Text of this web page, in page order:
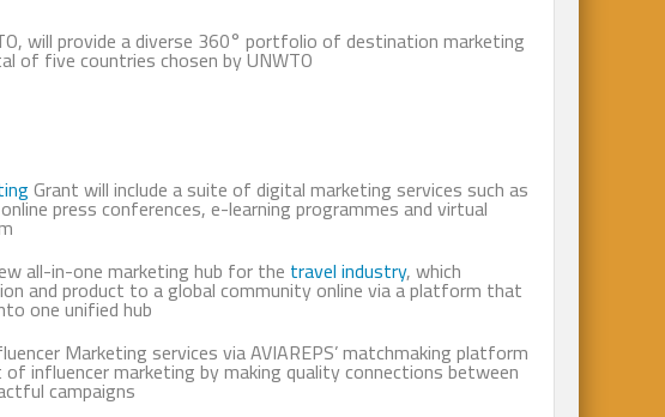
will provide a diverse 360° portfolio of destination marketing
of five countries chosen by UNWTO.
Grant will include a suite of digital marketing services such as
press conferences, e-learning programmes and virtual
all-in-one marketing hub for thetravel industry, which
and product to a global community online via a platform that
one unified hub.
Marketing services via AVIAREPS’ matchmaking platform
influencer marketing by making quality connections between
campaigns.